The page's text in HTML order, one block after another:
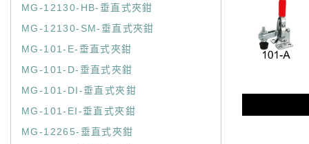
MG-12130-HB-垂直式夾鉗
MG-12130-SM-垂直式夾鉗
MG-101-E-垂直式夾鉗
MG-101-D-垂直式夾鉗
MG-101-DI-垂直式夾鉗
MG-101-EI-垂直式夾鉗
MG-12265-垂直式夾鉗